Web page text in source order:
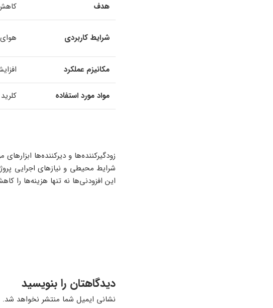
هدف
شرایط کاربردی
مکانیزم عملکرد
مواد مورد استفاده
زودگیرکننده‌ها و دیرکننده‌ها
شرایط محیطی و نیازهای اجرایی
این افزودنی‌ها نه تنها هزینه‌ها را
دیدگاهتان را بنویسید
نشانی ایمیل شما منتشر نخواهد شد.